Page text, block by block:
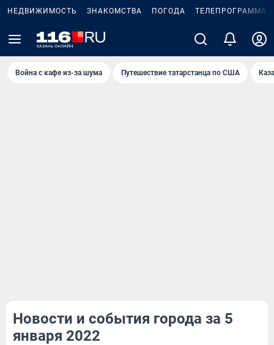
НЕДВИЖИМОСТЬ ЗНАКОМСТВА ПОГОДА ТЕЛЕПРОГРАММА
Война с кафе из-за шума Путешествие татарстанца по США
Новости и события города за 5
января 2022